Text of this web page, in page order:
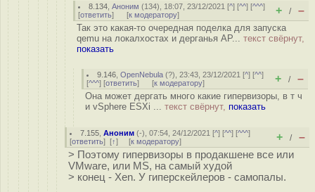
8.134 ,Аноним (134), 18:07, 23/12/2021 [^] [^^] [^^^]
[ответить] [к модератору] + / –
Так это какая-то очередная поделка для запуска
qemu на локалхостах и дерганья AP... текст свёрнут,
показать
9.146 ,OpenNebula (?), 23:43, 23/12/2021 [^] [^^]
[^^^] [ответить] [к модератору] + / –
Она может дергать много какие гипервизоры, в т ч
и vSphere ESXi ... текст свёрнут, показать
7.155 ,Аноним (-), 07:54, 24/12/2021 [^] [^^] [^^^]
[ответить] [↑] [к модератору] + / –
> Поэтому гипервизоры в продакшене все или
VMware, или MS, на самый худой
> конец - Xen. У гиперскейлеров - самопалы.